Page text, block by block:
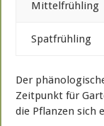
Mittelfrühling
Spatfrühling
Der
Zeitpunkt für
die Pflanzen sich